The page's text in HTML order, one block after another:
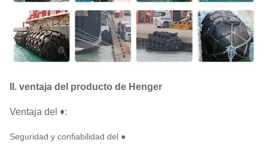
II. ventaja del producto de Henger
Ventaja del ♦:
Seguridad y confiabilidad del ●